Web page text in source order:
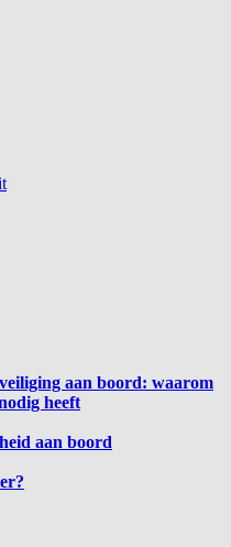
aan boord: waarom
heeft
aan boord